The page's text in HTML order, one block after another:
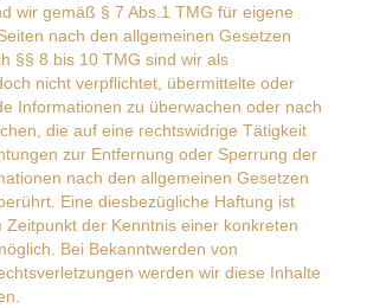
wir gemäß § 7 Abs.1 TMG für eigene
nach den allgemeinen Gesetzen
§§ 8 bis 10 TMG sind wir als
nicht verpflichtet, übermittelte oder
Informationen zu überwachen oder nach
die auf eine rechtswidrige Tätigkeit
zur Entfernung oder Sperrung der
nach den allgemeinen Gesetzen
Eine diesbezügliche Haftung ist
Zeitpunkt der Kenntnis einer konkreten
Bei Bekanntwerden von
werden wir diese Inhalte